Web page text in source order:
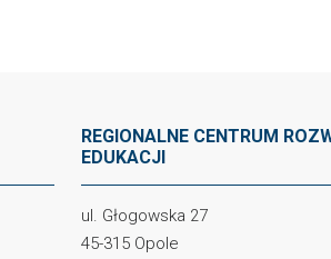
REGIONALNE CENTRUM
EDUKACJI
ul. Głogowska 27
45-315 Opole